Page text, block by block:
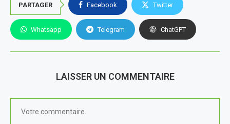
PARTAGER Facebook Twitter
Whatsapp Telegram ChatGPT
LAISSER UN COMMENTAIRE